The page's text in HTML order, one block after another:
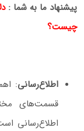
پیشنهاد ما به شما :
چیست؟
اطلاع‌رسانی:
قسمت‌های
اطلاع‌رسانی